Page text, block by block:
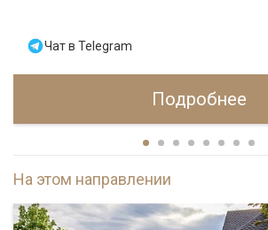
Чат в Telegram
Подробнее
На этом направлении